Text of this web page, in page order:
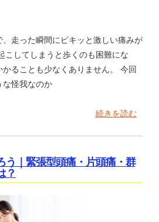
、走った瞬間にピキッと激しい痛みが
こしてしまうと歩くのも困難にな
かることも少なくありません。 今回
な怪我なのか
続きを読む
う｜緊張型頭痛・片頭痛・群
？